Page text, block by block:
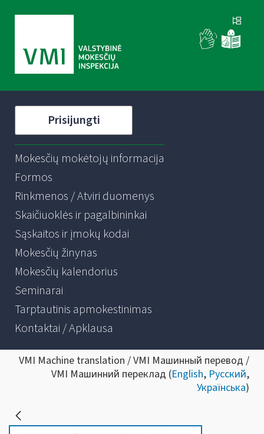
Prisijungti
Mokesčių mokėtojų informacija
Formos
Rinkmenos / Atviri duomenys
Skaičiuoklės ir pagalbininkai
Sąskaitos ir įmokų kodai
Mokesčių žinynas
Mokesčių kalendorius
Seminarai
Tarptautinis apmokestinimas
Kontaktai / Apklausa
VMI Machine translation / VMI Машинный перевод /
VMI Машинний переклад (English, Русский,
Українська)